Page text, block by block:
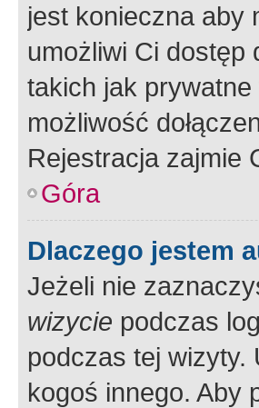
jest konieczna aby
umożliwi Ci dostęp
takich jak prywatne
możliwość
Rejestracja zajmie
Góra
Dlaczego jestem
Jeżeli nie
wizycie podczas
podczas tej wizyty.
kogoś innego. Aby